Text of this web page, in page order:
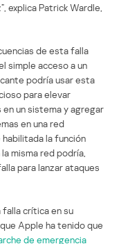
explica Patrick Wardle,
de esta falla
simple acceso a un
podría usar esta
para elevar
un sistema y agregar
en una red
la función
misma red podría,
para lanzar ataques
crítica en su
Apple ha tenido que
de emergencia